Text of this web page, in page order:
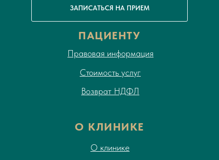
ПАЦИЕНТУ
О КЛИНИКЕ
Правовая информация
Возврат НДФЛ
Стоимость услуг
О клинике
ЗАПИСАТЬСЯ НА ПРИЕМ